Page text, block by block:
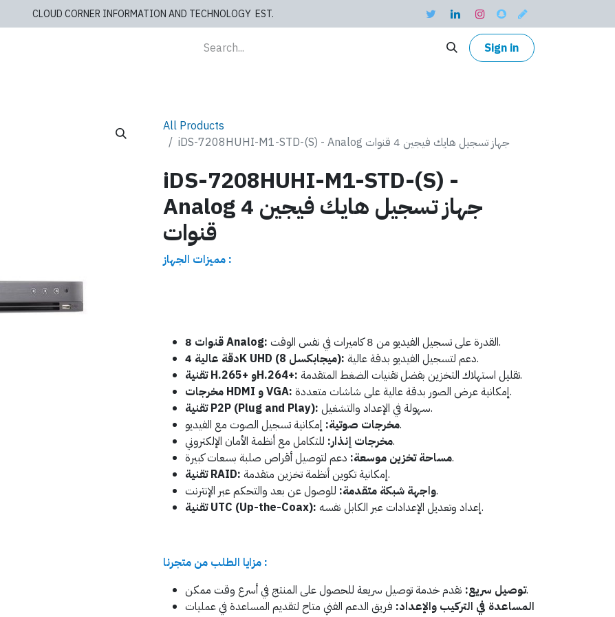
CLOUD CORNER INFORMATION AND TECHNOLOGY EST.
Sign in
All Products
iDS-7208HUHI-M1-STD-(S) - Analog جهاز تسجيل هايك فيجين 4 قنوات
iDS-7208HUHI-M1-STD-(S) -
Analog جهاز تسجيل هايك فيجين 4
قنوات
مميزات الجهاز :
8 قنوات Analog:
القدرة على تسجيل الفيديو من 8 كاميرات في نفس الوقت.
دقة عالية 4K UHD (8 ميجابكسل):
دعم لتسجيل الفيديو بدقة عالية.
تقنية H.265+ وH.264+:
تقليل استهلاك التخزين بفضل تقنيات الضغط المتقدمة.
مخرجات HDMI و VGA:
إمكانية عرض الصور بدقة عالية على شاشات متعددة.
تقنية P2P (Plug and Play):
سهولة في الإعداد والتشغيل.
مخرجات صوتية:إمكانية تسجيل الصوت مع الفيديو.
مخرجات إنذار:للتكامل مع أنظمة الأمان الإلكتروني.
مساحة تخزين موسعة:دعم لتوصيل أقراص صلبة بسعات كبيرة.
تقنية RAID:
إمكانية تكوين أنظمة تخزين متقدمة.
واجهة شبكة متقدمة:للوصول عن بعد والتحكم عبر الإنترنت.
تقنية UTC (Up-the-Coax):
إعداد وتعديل الإعدادات عبر الكابل نفسه.
مزايا الطلب من متجرنا :
توصيل سريع:نقدم خدمة توصيل سريعة للحصول على المنتج في أسرع وقت ممكن.
المساعدة في التركيب والإعداد: فريق الدعم الفني متاح لتقديم المساعدة في عمليات